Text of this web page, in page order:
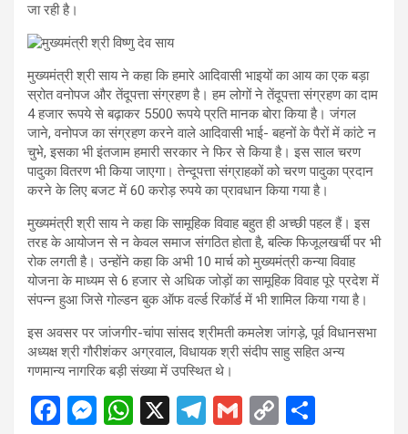
जा रही है।
मुख्यमंत्री श्री साय ने कहा कि हमारे आदिवासी भाइयों का आय का एक बड़ा
स्रोत वनोपज और तेंदूपत्ता संग्रहण है। हम लोगों ने तेंदूपत्ता संग्रहण का दाम
4 हजार रूपये से बढ़ाकर 5500 रूपये प्रति मानक बोरा किया है। जंगल
जाने, वनोपज का संग्रहण करने वाले आदिवासी भाई- बहनों के पैरों में कांटे न
चुभे, इसका भी इंतजाम हमारी सरकार ने फिर से किया है। इस साल चरण
पादुका वितरण भी किया जाएगा। तेन्दूपत्ता संग्राहकों को चरण पादुका प्रदान
करने के लिए बजट में 60 करोड़ रुपये का प्रावधान किया गया है।
मुख्यमंत्री श्री साय ने कहा कि सामूहिक विवाह बहुत ही अच्छी पहल हैं। इस
तरह के आयोजन से न केवल समाज संगठित होता है, बल्कि फिजूलखर्ची पर भी
रोक लगती है। उन्होंने कहा कि अभी 10 मार्च को मुख्यमंत्री कन्या विवाह
योजना के माध्यम से 6 हजार से अधिक जोड़ों का सामूहिक विवाह पूरे प्रदेश में
संपन्न हुआ जिसे गोल्डन बुक ऑफ वर्ल्ड रिकॉर्ड में भी शामिल किया गया है।
इस अवसर पर जांजगीर-चांपा सांसद श्रीमती कमलेश जांगड़े, पूर्व विधानसभा
अध्यक्ष श्री गौरीशंकर अग्रवाल, विधायक श्री संदीप साहु सहित अन्य
गणमान्य नागरिक बड़ी संख्या में उपस्थित थे।
F
M W X
T
G
C